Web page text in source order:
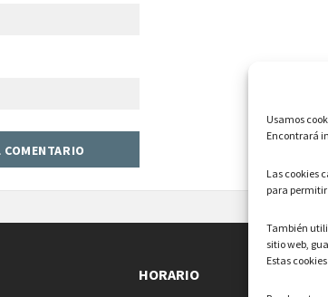
Usamos
Encontrará
Las cookies
para
También
sitio web,
Estas
HORARIO